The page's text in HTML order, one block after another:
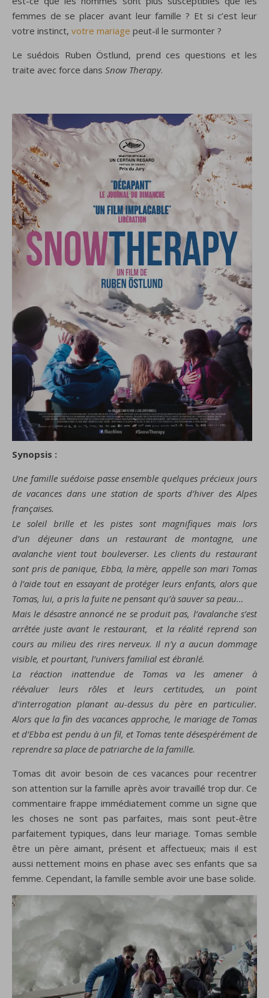
femmes de se placer avant leur famille? Et si c’est leur
votre instinct, votre mariage peut-il le surmonter ?
Le suédois Ruben Östlund, prend ces questions et les
traite avec force dans Snow Therapy.
Synopsis :
Une famille suédoise passe ensemble quelques précieux jours
de vacances dans une station de sports d’hiver des Alpes
françaises.
Le soleil brille et les pistes sont magnifiques mais lors
d’un déjeuner dans un restaurant de montagne, une
avalanche vient tout bouleverser. Les clients du restaurant
sont pris de panique, Ebba, la mère, appelle son mari Tomas
à l’aide tout en essayant de protéger leurs enfants, alors que
Tomas, lui, a pris la fuite ne pensant qu’à sauver sa peau…
Mais le désastre annoncé ne se produit pas, l’avalanche s’est
arrêtée juste avant le restaurant, et la réalité reprend son
cours au milieu des rires nerveux. Il n’y a aucun dommage
visible, et pourtant, l’univers familial est ébranlé.
La réaction inattendue de Tomas va les amener à
réévaluer leurs rôles et leurs certitudes, un point
d’interrogation planant au-dessus du père en particulier.
Alors que la fin des vacances approche, le mariage de Tomas
et d’Ebba est pendu à un fil, et Tomas tente désespérément de
reprendre sa place de patriarche de la famille.
Tomas dit avoirbesoin de ces vacances pour recentrer
son attention sur la famille après avoir travaillé trop dur. Ce
commentaire frappe immédiatement comme un signe que
les choses ne sont pas parfaites, mais sont peut-être
parfaitement typiques, dans leur mariage. Tomas semble
être un père aimant, présent et affectueux; mais il est
aussi nettement moins en phase avecses enfants que sa
femme. Cependant, la famille semble avoir une base solide.